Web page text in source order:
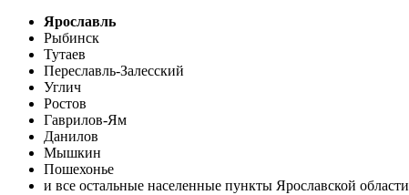
Ярославль
Рыбинск
Тутаев
Переславль-Залесский
Углич
Ростов
Гаврилов-Ям
Данилов
Мышкин
Пошехонье
и все остальные населенные пункты Ярославской области